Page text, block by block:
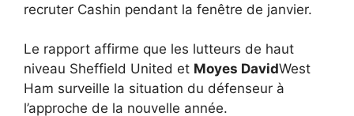
recruter Cashin pendant la fenêtre de janvier.
Le rapport affirme que les lutteurs de haut
niveau Sheffield United et Moyes DavidWest
Ham surveille la situation du défenseur à
l’approche de la nouvelle année.